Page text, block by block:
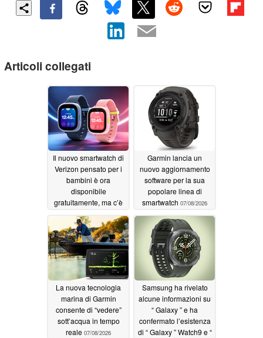
Articoli collegati
Il nuovo smartwatch di
Verizon pensato per i
bambini è ora
disponibile
gratuitamente, ma c’è
07/15/2026
Garmin lancia un
nuovo aggiornamento
software per la sua
popolare linea di
smartwatch 07/08/2026
La nuova tecnologia
marina di Garmin
consente di “vedere”
sott’acqua in tempo
reale 07/08/2026
Samsung ha rivelato
alcune informazioni su
“ Galaxy ” e ha
confermato l’esistenza
di “ Galaxy ” Watch9 e “